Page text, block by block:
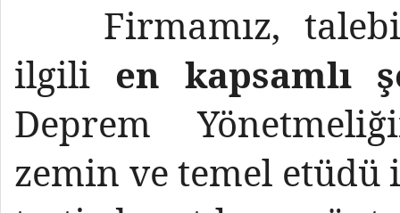
Firmamız,
ilgili en kapsamlı
Deprem
zemin ve temel